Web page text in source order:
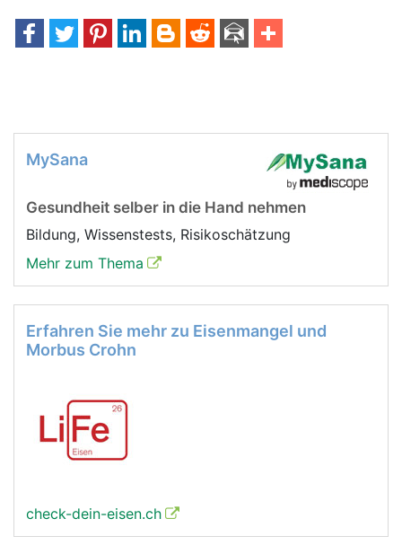
MySana
Gesundheit selber in die Hand nehmen
Bildung, Wissenstests, Risikoschätzung
Mehr zum Thema
Erfahren Sie mehr zu Eisenmangel und
Morbus Crohn
check-dein-eisen.ch